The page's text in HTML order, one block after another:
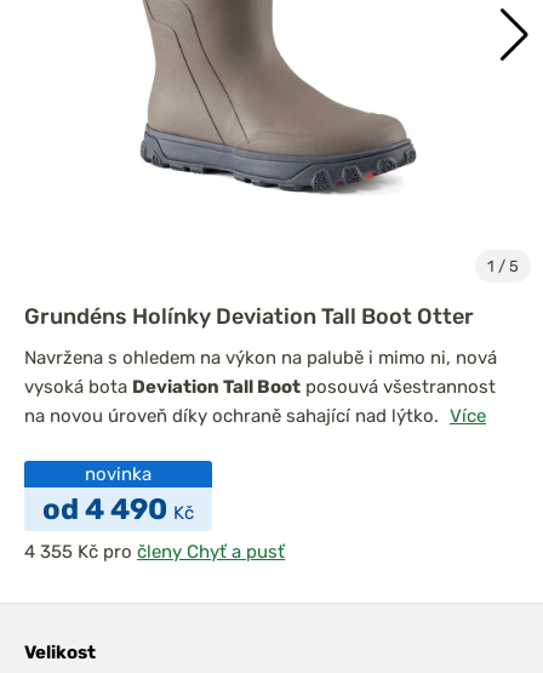
1 / 5
Grundéns Holínky Deviation Tall Boot Otter
Navržena s ohledem na výkon na palubě i mimo ni, nová
vysoká bota Deviation Tall Boot posouvá všestrannost
na novou úroveň díky ochraně sahající nad lýtko. Více
novinka
od 4 490 Kč
pro členy Chyť a pusť
Velikost